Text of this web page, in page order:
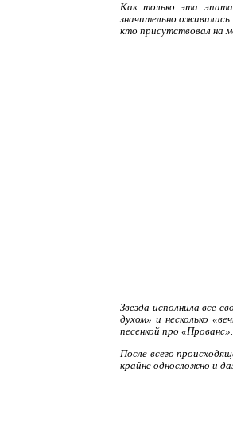
Как только эта
значительно
кто присутствовал на
Звезда исполнила все
духом» и несколько
песенкой про «Прованс».
После всего
крайне односложно и